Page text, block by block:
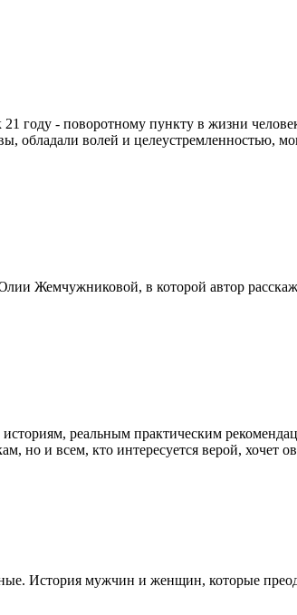
году - поворотному пункту в жизни
волей и целеустремленностью,
Жемчужниковой, в которой автор
реальным практическим
и всем, кто интересуется верой, хочет
История мужчин и женщин, которые